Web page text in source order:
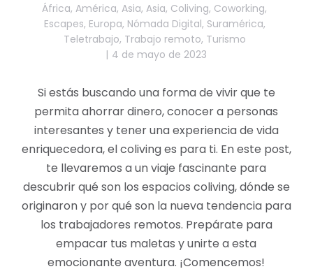
África, América, Asia, Asia, Coliving, Coworking,
Escapes, Europa, Nómada Digital, Suramérica,
Teletrabajo, Trabajo remoto, Turismo
4 de mayo de 2023
Si estás buscando una forma de vivir que te
permita ahorrar dinero, conocer a personas
interesantes y tener una experiencia de vida
enriquecedora, el coliving es para ti. En este post,
te llevaremos a un viaje fascinante para
descubrir qué son los espacios coliving, dónde se
originaron y por qué son la nueva tendencia para
los trabajadores remotos. Prepárate para
empacar tus maletas y unirte a esta
emocionante aventura. ¡Comencemos!